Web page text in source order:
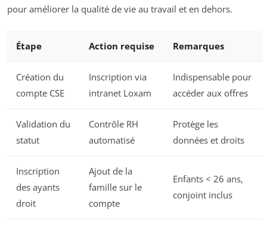
pour améliorer la qualité de vie au travail et en dehors.
Étape Action requise Remarques
Création du
compte CSE
Inscription via
intranet Loxam
Indispensable pour
accéder aux offres
Validation du
statut
Contrôle RH
automatisé
Protège les
données et droits
Inscription
des ayants
droit
Ajout de la
famille sur le
compte
Enfants < 26 ans,
conjoint inclus